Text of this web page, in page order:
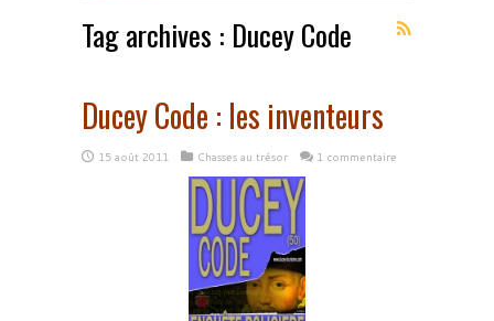
Tag archives : Ducey Code
Ducey Code : les inventeurs
15 août 2011 Chasses au trésor 1 commentaire